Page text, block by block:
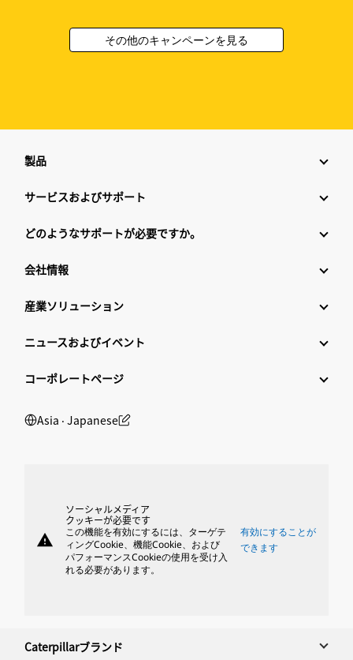
その他のキャンペーンを見る
製品
サービスおよびサポート
どのようなサポートが必要ですか。
会社情報
産業ソリューション
ニュースおよびイベント
コーポレートページ
Asia ‧ Japanese
warning
ソーシャルメディア
クッキーが必要です
この機能を有効にするには、ターゲテ
ィングCookie、機能Cookie、および
パフォーマンスCookieの使用を受け入
れる必要があります。
有効にすることが
できます
Caterpillarブランド